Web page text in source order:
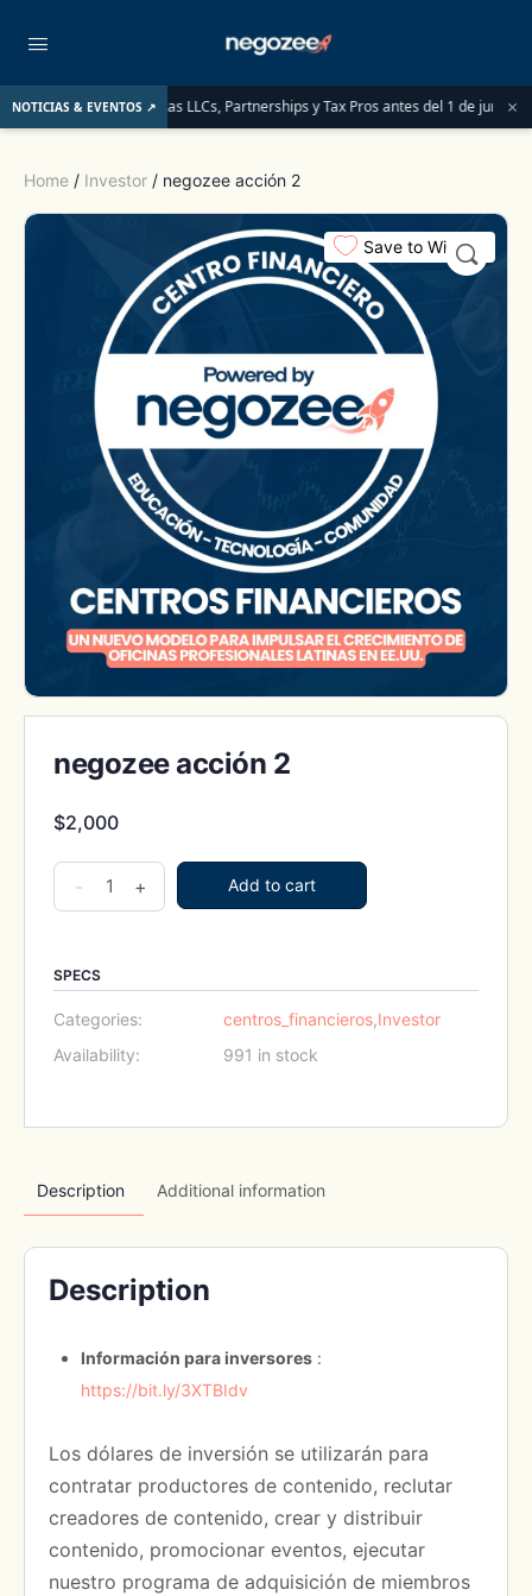
NOTICIAS & EVENTOS ↗
deben saber las LLCs, Partnerships y Tax Pros antes del 1 de junio de 2026 ×
Home / Investor / negozee acción 2
Save to Wishlist
negozee acción 2
$2,000
negozee
acción
quantity
- + Add to cart
SPECS
Categories: centros_financieros,Investor
Availability:
991 in stock
Description Additional information
Description
Información para inversores :
https://bit.ly/3XTBIdv
Los dólares de inversión se utilizarán para
contratar productores de contenido, reclutar
creadores de contenido, crear y distribuir
contenido, promocionar eventos, ejecutar
nuestro programa de adquisición de miembros